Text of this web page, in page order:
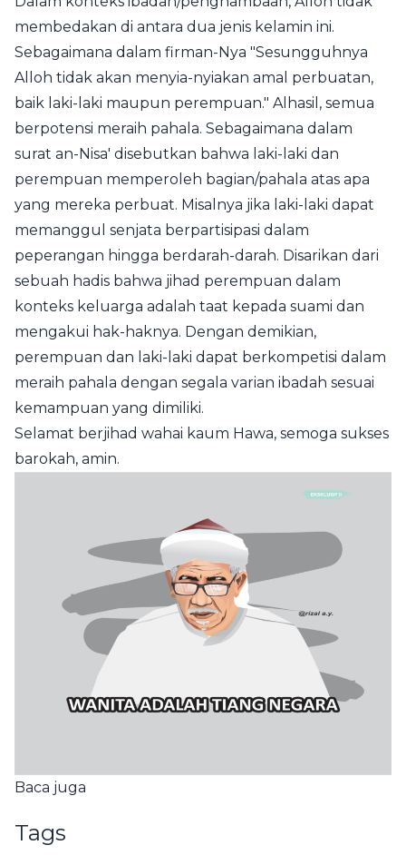
membedakan di antara dua jenis kelamin ini.
Sebagaimana dalam firman-Nya "Sesungguhnya
Alloh tidak akan menyia-nyiakan amal perbuatan,
baik laki-laki maupun perempuan." Alhasil, semua
berpotensi meraih pahala. Sebagaimana dalam
surat an-Nisa' disebutkan bahwa laki-laki dan
perempuan memperoleh bagian/pahala atas apa
yang mereka perbuat. Misalnya jika laki-laki dapat
memanggul senjata berpartisipasi dalam
peperangan hingga berdarah-darah. Disarikan dari
sebuah hadis bahwa jihad perempuan dalam
konteks keluarga adalah taat kepada suami dan
mengakui hak-haknya. Dengan demikian,
perempuan dan laki-laki dapat berkompetisi dalam
meraih pahala dengan segala varian ibadah sesuai
kemampuan yang dimiliki.
Selamat berjihad wahai kaum Hawa, semoga sukses
barokah, amin.
Baca juga
Tags